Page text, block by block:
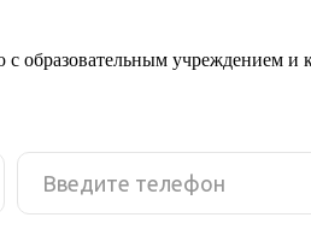
с образовательным учреждением и